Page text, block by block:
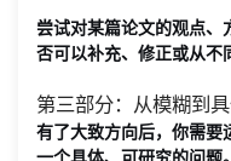
尝试对某篇论文的观点、
否可以补充、修正或从不
第三部分：从模糊到
有了大致方向后，你需要
一个具体、可研究的问题。